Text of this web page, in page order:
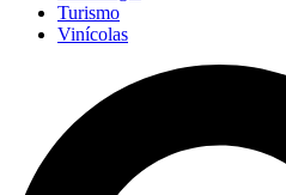
Turismo
Vinícolas